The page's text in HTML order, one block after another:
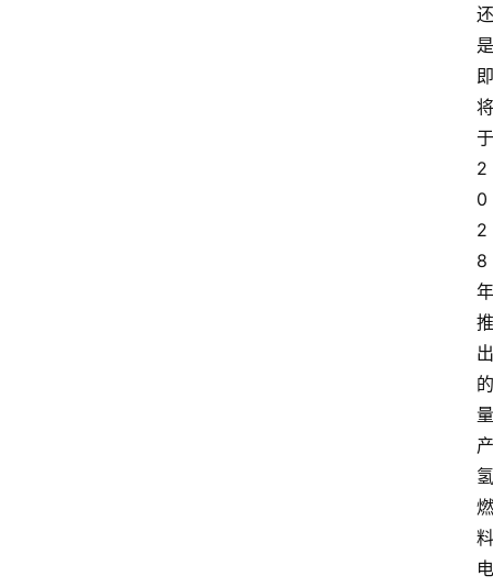
还
是
即
将
于
2
0
2
8
年
推
出
的
量
产
氢
燃
料
电